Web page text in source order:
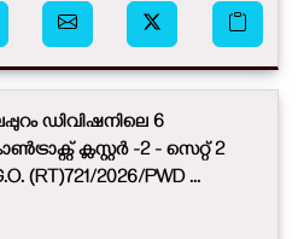
ഡിവിഷനിലെ 6
ക്ലസ്റ്റർ -2 - സെറ്റ് 2
(RT)721/2026/PWD ...